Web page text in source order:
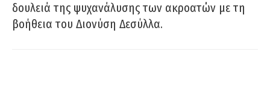
δουλειά της ψυχανάλυσης των ακροατών με τη
βοήθεια του Διονύση Δεσύλλα.